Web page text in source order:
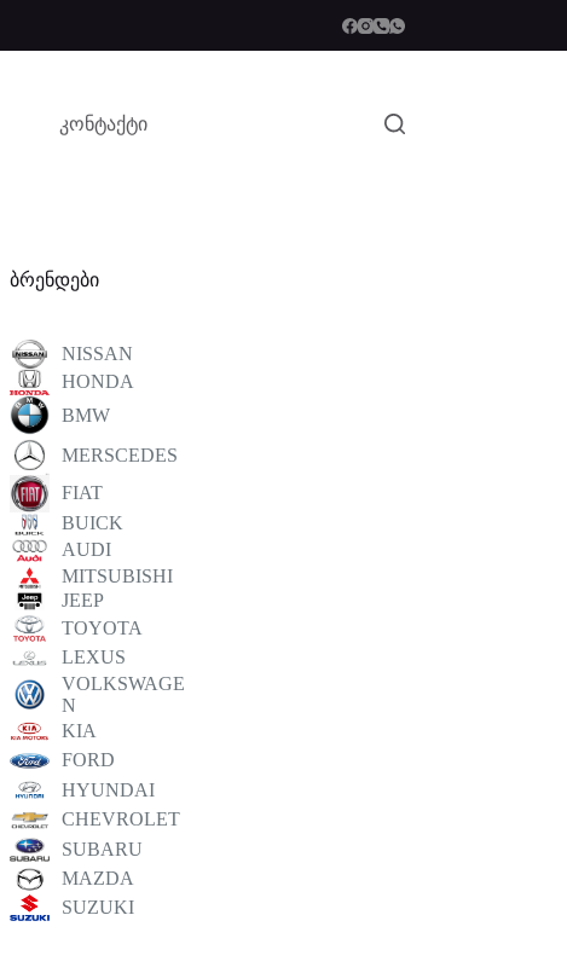
კონტაქტი
ბრენდები
NISSAN
HONDA
BMW
MERSCEDES
FIAT
BUICK
AUDI
MITSUBISHI
JEEP
TOYOTA
LEXUS
VOLKSWAGE
N
KIA
FORD
HYUNDAI
CHEVROLET
SUBARU
MAZDA
SUZUKI